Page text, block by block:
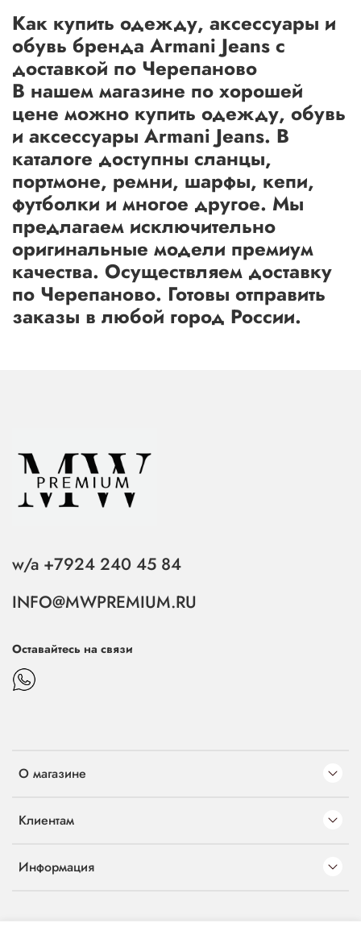
Как купить одежду, аксессуары и
обувь бренда Armani Jeans с
доставкой по Черепаново
В нашем магазине по хорошей
цене можно купить одежду, обувь
и аксессуары Armani Jeans. В
каталоге доступны сланцы,
портмоне, ремни, шарфы, кепи,
футболки и многое другое. Мы
предлагаем исключительно
оригинальные модели премиум
качества. Осуществляем доставку
по Черепаново. Готовы отправить
заказы в любой город России.
О магазине
Клиентам
Информация
w/a +7924 240 45 84
INFO@MWPREMIUM.RU
Оставайтесь на связи